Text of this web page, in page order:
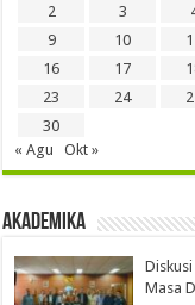
2
3
9
10
16
17
23
24
30
« Agu
Okt »
Akademika
Masa